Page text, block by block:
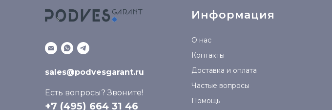
sales@podvesgarant.ru
Есть вопросы? Звоните!
+7 (495) 664 31 46
Информация
О нас
Контакты
Доставка и оплата
Частые вопросы
Помощь